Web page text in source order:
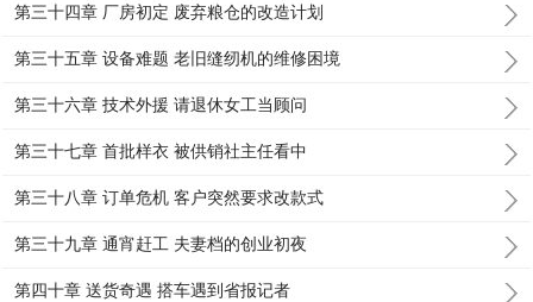
第三十四章 厂房初定 废弃粮仓的改造计划
第三十五章 设备难题 老旧缝纫机的维修困境
第三十六章 技术外援 请退休女工当顾问
第三十七章 首批样衣 被供销社主任看中
第三十八章 订单危机 客户突然要求改款式
第三十九章 通宵赶工 夫妻档的创业初夜
第四十章 送货奇遇 搭车遇到省报记者